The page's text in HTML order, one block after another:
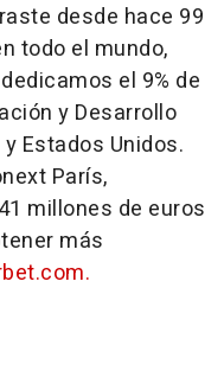
desde hace 99
todo el mundo,
el 9% de
y Desarrollo
Estados Unidos.
París,
millones de euros
más